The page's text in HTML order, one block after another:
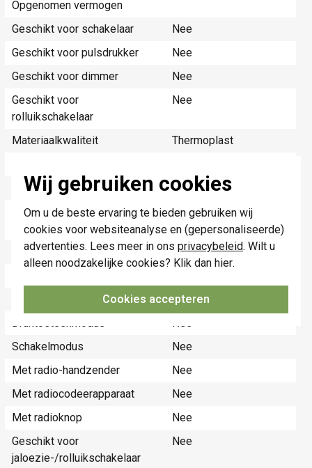
Wij gebruiken cookies
Om u de beste ervaring te bieden gebruiken wij
cookies voor websiteanalyse en (gepersonaliseerde)
advertenties. Lees meer in ons privacybeleid. Wilt u
alleen noodzakelijke cookies? Klik dan hier.
Cookies accepteren
Opgenomen vermogen
Geschikt voor schakelaar
Nee
Geschikt voor pulsdrukker
Nee
Geschikt voor dimmer
Nee
Geschikt voor
rolluikschakelaar
Nee
Materiaalkwaliteit
Thermoplast
Bevestigingswijze
Overig
Radiofrequentie
0,87 Megahertz
(MHz)
In behuizing
Ja
SMD-module/printplaat
Nee
Druktoetsenmodus
Nee
Schakelmodus
Nee
Met radio-handzender
Nee
Met radiocodeerapparaat
Nee
Met radioknop
Nee
Geschikt voor
jaloezie-/rolluikschakelaar
Nee